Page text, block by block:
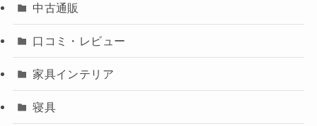
中古通販
口コミ・レビュー
家具インテリア
寝具